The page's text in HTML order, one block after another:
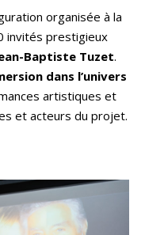
organisée à la
invités prestigieux
Baptiste Tuzet.
dans l’univers
artistiques et
et acteurs du projet.